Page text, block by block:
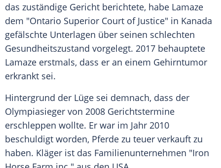
das zuständige Gericht berichtete, habe Lamaze
dem "Ontario Superior Court of Justice" in Kanada
gefälschte Unterlagen über seinen schlechten
Gesundheitszustand vorgelegt. 2017 behauptete
Lamaze erstmals, dass er an einem Gehirntumor
erkrankt sei.
Hintergrund der Lüge sei demnach, dass der
Olympiasieger von 2008 Gerichtstermine
erschleppen wollte. Er war im Jahr 2010
beschuldigt worden, Pferde zu teuer verkauft zu
haben. Kläger ist das Familienunternehmen "Iron